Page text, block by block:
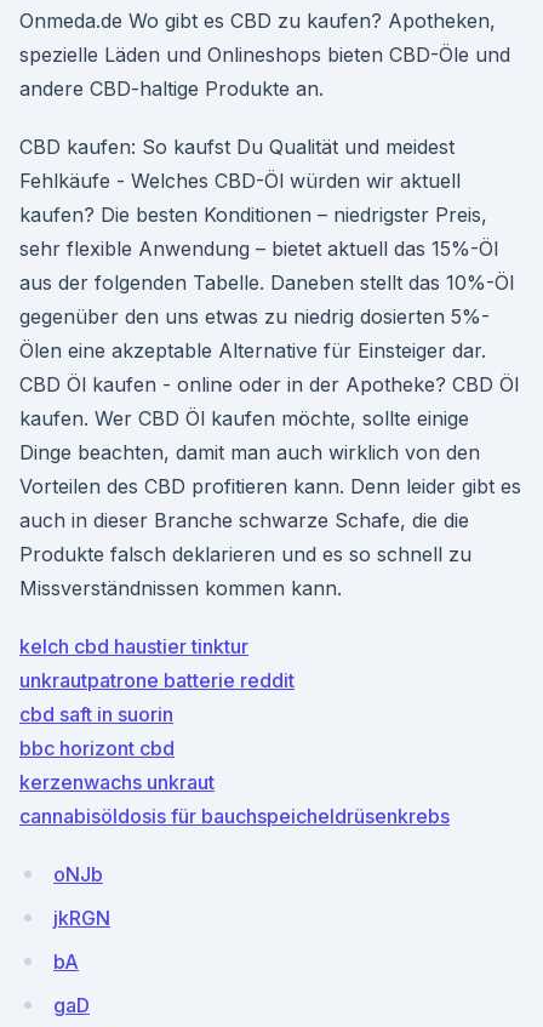
Onmeda.de Wo gibt es CBD zu kaufen? Apotheken,
spezielle Läden und Onlineshops bieten CBD-Öle und
andere CBD-haltige Produkte an.
CBD kaufen: So kaufst Du Qualität und meidest
Fehlkäufe - Welches CBD-Öl würden wir aktuell
kaufen? Die besten Konditionen – niedrigster Preis,
sehr flexible Anwendung – bietet aktuell das 15%-Öl
aus der folgenden Tabelle. Daneben stellt das 10%-Öl
gegenüber den uns etwas zu niedrig dosierten 5%-
Ölen eine akzeptable Alternative für Einsteiger dar.
CBD Öl kaufen - online oder in der Apotheke? CBD Öl
kaufen. Wer CBD Öl kaufen möchte, sollte einige
Dinge beachten, damit man auch wirklich von den
Vorteilen des CBD profitieren kann. Denn leider gibt es
auch in dieser Branche schwarze Schafe, die die
Produkte falsch deklarieren und es so schnell zu
Missverständnissen kommen kann.
kelch cbd haustier tinktur
unkrautpatrone batterie reddit
cbd saft in suorin
bbc horizont cbd
kerzenwachs unkraut
cannabisöldosis für bauchspeicheldrüsenkrebs
oNJb
jkRGN
bA
gaD